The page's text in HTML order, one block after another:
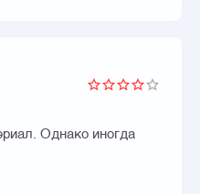
Однако иногда